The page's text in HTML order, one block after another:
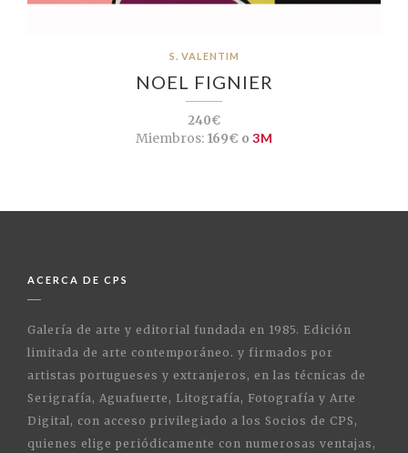
S. VALENTIM
NOEL FIGNIER
240€
Miembros:169€ o 3M
ACERCA DE CPS
Galería de arte y editorial fundada en 1985. Edición
limitada de arte contemporáneo. y firmados por
artistas portugueses y extranjeros, en las técnicas de
Serigrafía, Aguafuerte, Litografía, Fotografía y Arte
Digital, con acceso privilegiado a los Socios de CPS,
quienes elige periódicamente con numerosas ventajas,